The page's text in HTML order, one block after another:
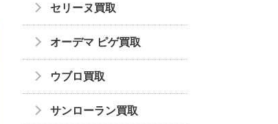
セリーヌ買取
オーデマ ピゲ買取
ウブロ買取
サンローラン買取